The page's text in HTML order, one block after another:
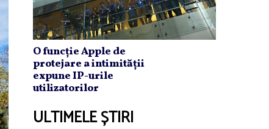
O funcție Apple de
protejare a intimității
expune IP-urile
utilizatorilor
ULTIMELE ȘTIRI